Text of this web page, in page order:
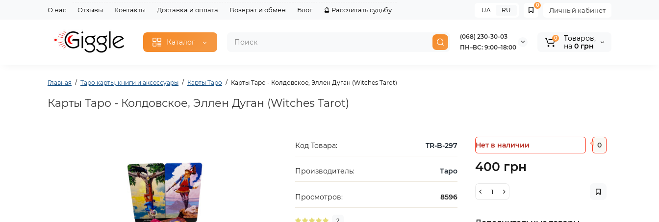
О нас Отзывы Контакты Доставка и оплата Возврат и обмен Блог 🔮 Рассчитать судьбу Личный кабинет
0
UA RU
Каталог
(068) 230-30-03
ПН–ВС: 9:00–18:00
0
Tоваров,
на 0 грн
Главная Таро карты, книги и аксессуары Карты Таро Карты Таро - Колдовское, Эллен Дуган (Witches Tarot)
Карты Таро - Колдовское, Эллен Дуган (Witches Tarot)
Код Товара: TR-B-297
Производитель: Таро
Просмотров: 8596
Нет в наличии 0
400 грн